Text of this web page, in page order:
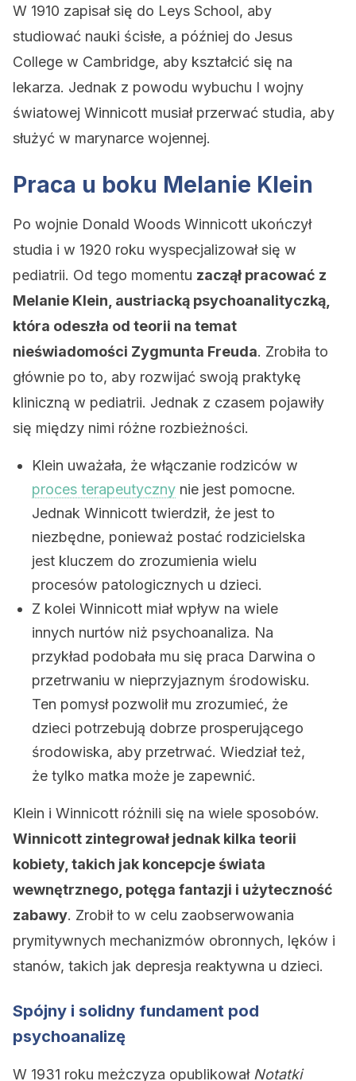
W 1910 zapisał się do Leys School, aby
studiować nauki ścisłe, a później do Jesus
College w Cambridge, aby kształcić się na
lekarza. Jednak z powodu wybuchu I wojny
światowej Winnicott musiał przerwać studia, aby
służyć w marynarce wojennej.
Praca u boku Melanie Klein
Po wojnie Donald Woods Winnicott ukończył
studia i w 1920 roku wyspecjalizował się w
pediatrii. Od tego momentu zaczął pracować z
Melanie Klein, austriacką psychoanalityczką,
która odeszła od teorii na temat
nieświadomości Zygmunta Freuda. Zrobiła to
głównie po to, aby rozwijać swoją praktykę
kliniczną w pediatrii. Jednak z czasem pojawiły
się między nimi różne rozbieżności.
Klein uważała, że włączanie rodziców w
proces terapeutyczny nie jest pomocne.
Jednak Winnicott twierdził, że jest to
niezbędne, ponieważ postać rodzicielska
jest kluczem do zrozumienia wielu
procesów patologicznych u dzieci.
Z kolei Winnicott miał wpływ na wiele
innych nurtów niż psychoanaliza. Na
przykład podobała mu się praca Darwina o
przetrwaniu w nieprzyjaznym środowisku.
Ten pomysł pozwolił mu zrozumieć, że
dzieci potrzebują dobrze prosperującego
środowiska, aby przetrwać. Wiedział też,
że tylko matka może je zapewnić.
Klein i Winnicott różnili się na wiele sposobów.
Winnicott zintegrował jednak kilka teorii
kobiety, takich jak koncepcje świata
wewnętrznego, potęga fantazji i użyteczność
zabawy. Zrobił to w celu zaobserwowania
prymitywnych mechanizmów obronnych, lęków i
stanów, takich jak depresja reaktywna u dzieci.
Spójny i solidny fundament pod
psychoanalizę
W 1931 roku meżczyza opublikował Notatki